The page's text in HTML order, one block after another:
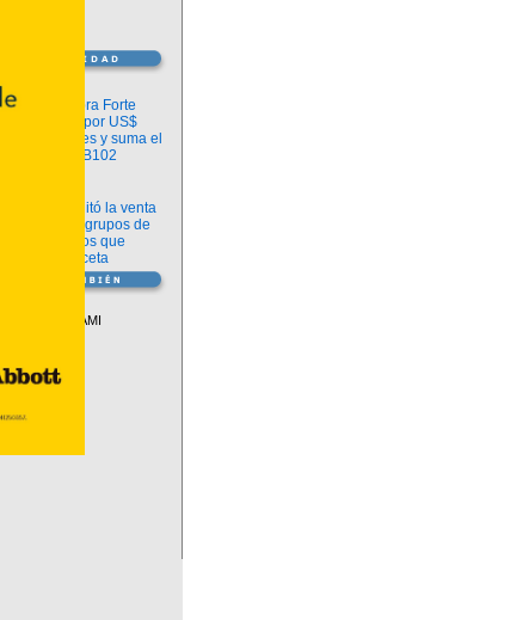
Información
argenx compra Forte
Biosciences por US$
2.200 millones y suma el
anticuerpo FB102
ANMAT habilitó la venta
libre de diez grupos de
medicamentos que
requerían receta
Descuentos PAMI